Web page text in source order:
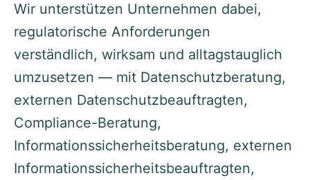
Wir unterstützen Unternehmen dabei,
regulatorische Anforderungen
verständlich, wirksam und alltagstauglich
umzusetzen — mit Datenschutzberatung,
externen Datenschutzbeauftragten,
Compliance-Beratung,
Informationssicherheitsberatung, externen
Informationssicherheitsbeauftragten,